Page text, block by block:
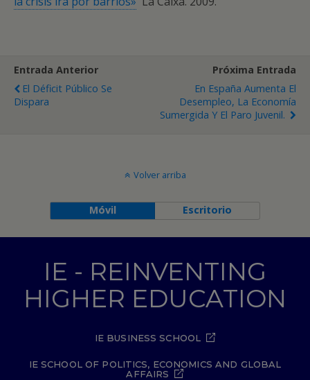
Entrada Anterior
El Déficit Público Se
Dispara
Próxima Entrada
En España Aumenta El
Desempleo, La Economía
Sumergida Y El Paro Juvenil.
Volver arriba
Móvil Escritorio
IE - REINVENTING
HIGHER EDUCATION
IE BUSINESS SCHOOL
IE SCHOOL OF POLITICS, ECONOMICS AND GLOBAL
AFFAIRS